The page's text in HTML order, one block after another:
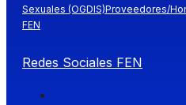
Sexuales (OGDIS)Proveedores/
FEN
Redes Sociales FEN